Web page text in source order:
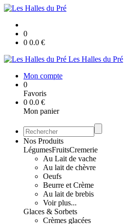
0
0 0.0 €
Les Halles du Pré
Mon compte
0
Favoris
0 0.0 €
Mon panier
Nos Produits
LégumesFruitsCremerie
Au Lait de vache
Au lait de chèvre
Oeufs
Beurre et Crème
Au lait de brebis
Voir plus...
Glaces & Sorbets
Crèmes glacées